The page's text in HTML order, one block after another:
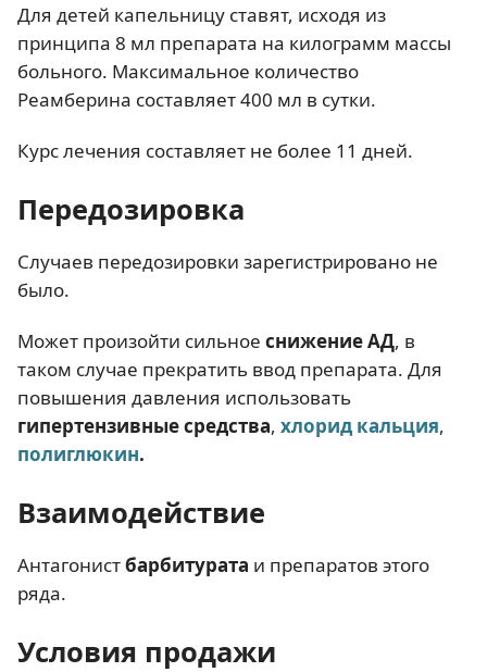
Для детей капельницу ставят, исходя из
принципа 8 мл препарата на килограмм массы
больного. Максимальное количество
Реамберина составляет 400 мл в сутки.
Курс лечения составляет не более 11 дней.
Передозировка
Случаев передозировки зарегистрировано не
было.
Может произойти сильное снижение АД, в
таком случае прекратить ввод препарата. Для
повышения давления использовать
гипертензивные средства, хлорид кальция,
полиглюкин.
Взаимодействие
Антагонистбарбитурата и препаратов этого
ряда.
Условия продажи